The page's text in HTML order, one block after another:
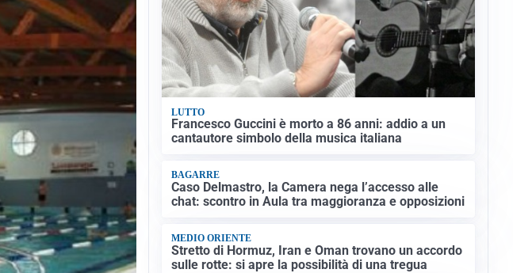
LUTTO
Francesco Guccini è morto a 86 anni: addio a un
cantautore simbolo della musica italiana
BAGARRE
Caso Delmastro, la Camera nega l’accesso alle
chat: scontro in Aula tra maggioranza e opposizioni
MEDIO ORIENTE
Stretto di Hormuz, Iran e Oman trovano un accordo
sulle rotte: si apre la possibilità di una tregua